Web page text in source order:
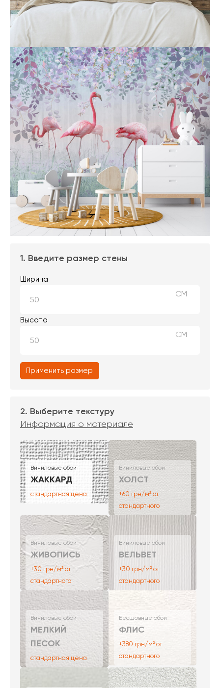
1. Введите размер стены
Ширина
СМ
Высота
СМ
Применить размер
2. Выберите текстуру
Информация о материале
Виниловые обои
ЖАККАРД
стандартная цена
Виниловые обои
ХОЛСТ
+60 грн/м² от
стандартного
Виниловые обои
ЖИВОПИСЬ
+30 грн/м² от
стандартного
Виниловые обои
ВЕЛЬВЕТ
+30 грн/м² от
стандартного
Виниловые обои
МЕЛКИЙ
ПЕСОК
стандартная цена
Бесшовные обои
ФЛИС
+380 грн/м² от
стандартного